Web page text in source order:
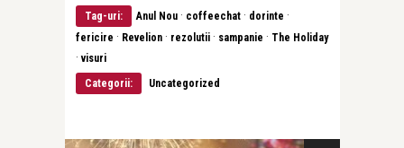
Tag-uri: Anul Nou · coffeechat · dorinte ·
fericire · Revelion · rezolutii · sampanie · The Holiday
·visuri
Categorii:
Uncategorized